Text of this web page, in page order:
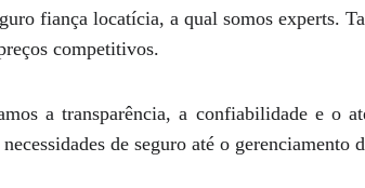
fiança locatícia, a qual somos experts.
competitivos.
a transparência, a confiabilidade e o
necessidades de seguro até o